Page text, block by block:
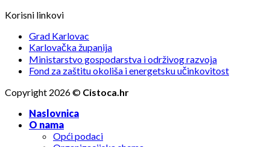
Ilovac
lokaliziran
Korisni linkovi
Grad Karlovac
Karlovačka županija
Ministarstvo gospodarstva i održivog razvoja
Fond za zaštitu okoliša i energetsku učinkovitost
Copyright 2026 © Cistoca.hr
Naslovnica
O nama
Opći podaci